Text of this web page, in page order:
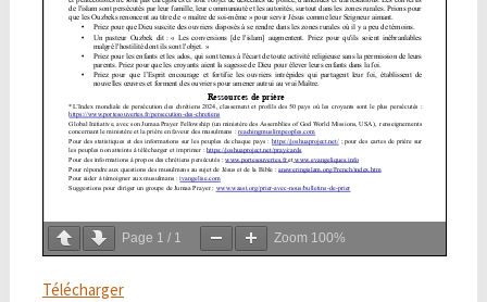
Page 1 / 1 Zoom 100%
Télécharger